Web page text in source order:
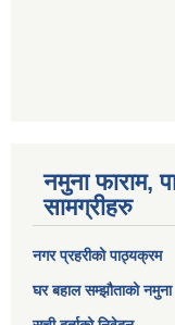
नमुना फाराम,
सामग्रीहरु
नगर प्रहरीको पाठ्यक्रम
घर बहाल सम्झौताको नमुना